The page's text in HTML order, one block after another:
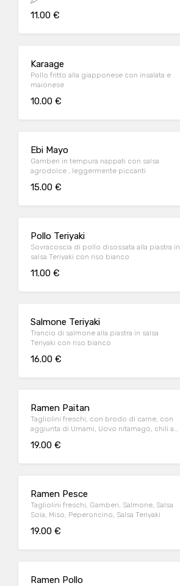
11.00 €
Karaage
Pollo fritto alla giapponese con insalata e
maionese
10.00 €
Ebi Mayo
Gamberi in tempura nappati con salsa
agrodolce , leggermente piccanti
15.00 €
Pollo Teriyaki
Sovracoscia di pollo disossata alla piastra in
salsa Teriyaki con riso bianco
11.00 €
Salmone Teriyaki
Trancio di salmone alla piastra in salsa
Teriyaki con riso bianco
16.00 €
Ramen Paitan
Tagliolini freschi, con brodo di carne, con
aggiunta di Umami, Uovo nitamago, chili a
19.00 €
Ramen Pesce
Tagliolini freschi, Gamberi, Salmone, Salsa
Soia, Miso, Peperoncino, Salsa Teriyaki
19.00 €
Ramen Pollo